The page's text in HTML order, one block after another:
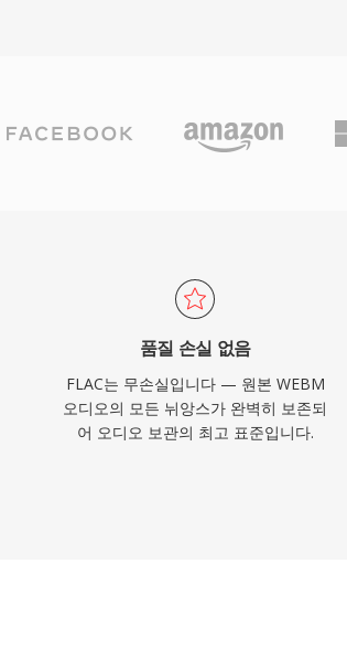
기본 디코딩합니다. Tidal과 Amazon Music 같
무손실 등급에 FLAC을 사용하여 업계의 코덱
할 수 있습니다. 셋째, 오픈소스 라이선스로
발자와 하드웨어 벤더에게 법적 마찰이 없습니
품질 손실 없음
FLAC는 무손실입니다 — 원본 WEBM
오디오의 모든 뉘앙스가 완벽히 보존되
어 오디오 보관의 최고 표준입니다.